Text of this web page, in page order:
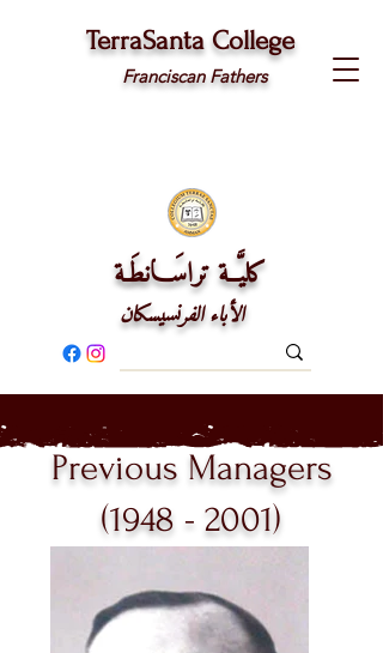
كليَّــة تراسَـــانطَـة
الأباء الفرنسيسكان
TerraSanta College
Franciscan Fathers
Previous Managers
(1948 - 2001)